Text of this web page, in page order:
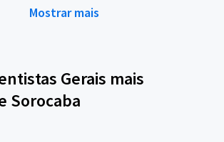
Mostrar mais
Gerais mais
Sorocaba